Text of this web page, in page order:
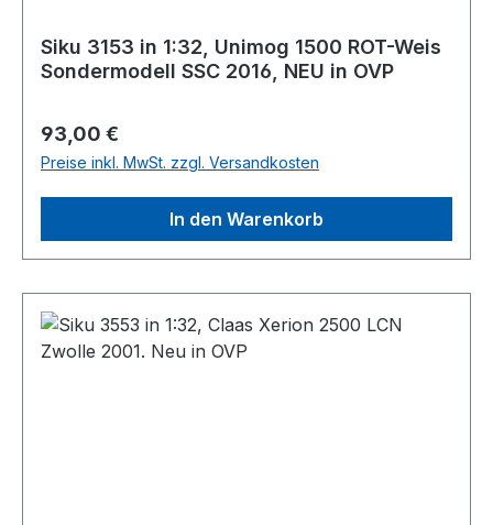
Siku 3153 in 1:32, Unimog 1500 ROT-Weis
Sondermodell SSC 2016, NEU in OVP
Regulärer Preis:
93,00 €
Preise inkl. MwSt. zzgl. Versandkosten
In den Warenkorb